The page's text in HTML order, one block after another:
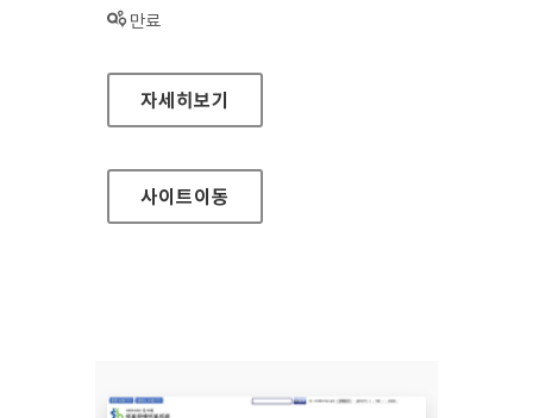
상태 :
만료
라자드코리아자산운용 홈페이지
자세히보기
사이트이동